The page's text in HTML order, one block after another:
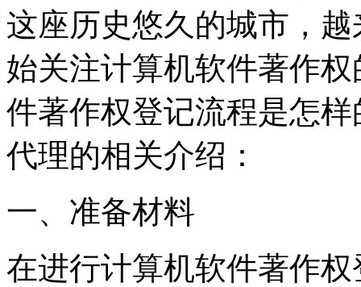
这座历史悠久的城市，
始关注计算机软件著作
件著作权登记流程是怎
代理的相关介绍：
一、准备材料
在进行计算机软件著作